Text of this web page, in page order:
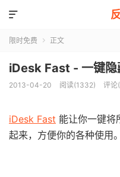

限时免费  正文
iDesk Fast - 一键隐
2013-04-20 阅读(1332) 评论
iDesk Fast 能让你一键将
起来，方便你的各种使用。